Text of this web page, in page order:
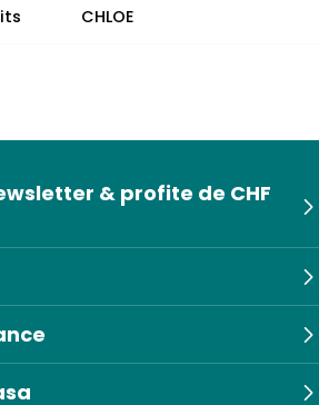
CHLOE
& profite de CHF